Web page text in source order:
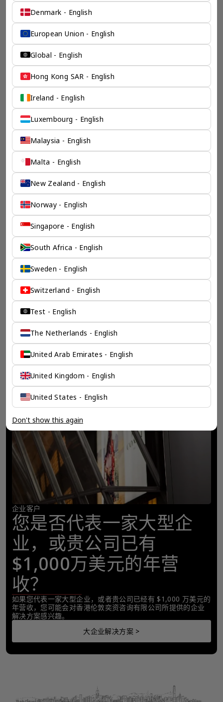
来，并为21个行业的客户提供服务。
了解香港伦敦奕资咨询有限公司 >
企业客户
您是否代表一家大型企
业，或贵公司已有
$1,000万美元的年营
收？
如果您代表一家大型企业，或者贵公司已经有 $1,000 万美元的
年营收，您可能会对香港伦敦奕资咨询有限公司所提供的企业
解决方案感兴趣。
大企业解决方案 >
Denmark - English
European Union - English
Global - English
Hong Kong SAR - English
Ireland - English
Luxembourg - English
Malaysia - English
Malta - English
New Zealand - English
Norway - English
Singapore - English
South Africa - English
Sweden - English
Switzerland - English
Test - English
The Netherlands - English
United Arab Emirates - English
United Kingdom - English
United States - English
Don't show this again